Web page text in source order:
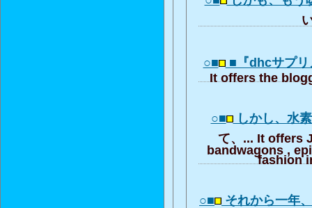
○■ ■『dhcサプ
It offers the
○■ しかし、水
て、... It offers
bandwagons ,
fashion
○■ それから一年